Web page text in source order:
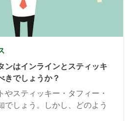
ンはインラインとスティッキ
きでしょうか？
やスティッキー・タフィー・
でしょう。しかし、どのよう